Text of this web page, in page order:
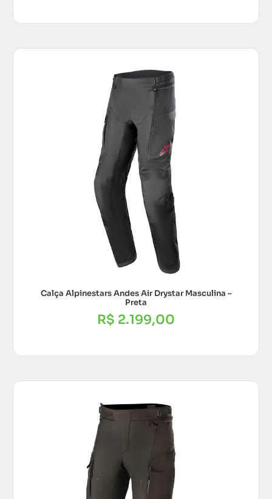
Calça Alpinestars Andes Air Drystar Masculina –
Preta
R$ 2.199,00